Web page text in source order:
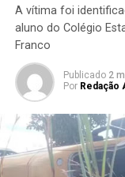
A vítima foi
aluno do Colégio
Franco
Publicado 2
Por Redação